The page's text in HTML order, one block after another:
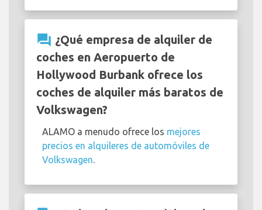
question_answer ¿Qué empresa de alquiler de
coches en Aeropuerto de
Hollywood Burbank ofrece los
coches de alquiler más baratos de
Volkswagen?
ALAMO a menudo ofrece los mejores
precios en alquileres de automóviles de
Volkswagen